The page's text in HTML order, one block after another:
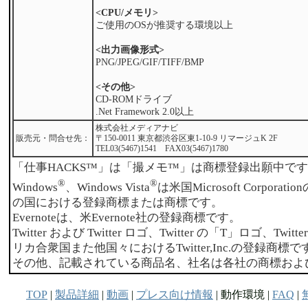
<CPU/メモリ>
ご使用のOSが推奨する環境以上
<出力画像形式>
PNG/JPEG/GIF/TIFF/BMP
<その他>
CD-ROMドライブ
.Net Framework 2.0以上
販売元・問合せ先：
株式会社メディアナビ
〒150-0011 東京都渋谷区東1-10-9 リマージュK 2F
TEL03(5467)1541 FAX03(5467)1780
「仕事HACKS™」は「撮メモ™」は商標登録出願中で
Windows®、Windows Vista®は米国Microsoft
の国における登録商標または商標です。
Evernoteは、米Evernote社の登録商標です。
Twitter および Twitter ロゴ、Twitter の「T」ロゴ、
リカ合衆国また他国々におけるTwitter,Inc.の登録商標で
その他、記載されている商品名、社名は各社の商標お
TOP | 製品詳細 | 動画 | プレス向け情報 | 動作環境 | FAQ |